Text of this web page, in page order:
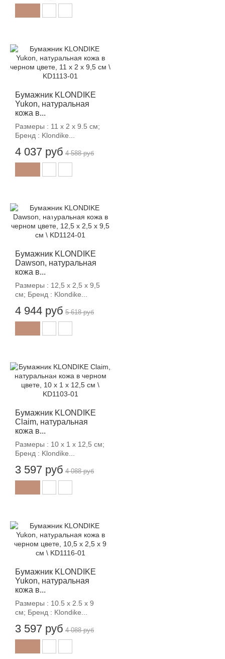
Бумажник KLONDIKE
Yukon, натуральная
кожа в...
Размеры : 11 х 2 х 9.5 см;
Бренд : Klondike...
4 037 руб 4 588 руб
Бумажник KLONDIKE
Dawson, натуральная
кожа в...
Размеры : 12,5 х 2,5 х 9,5
см; Бренд : Klondike...
4 944 руб 5 618 руб
Бумажник KLONDIKE
Claim, натуральная
кожа в...
Размеры : 10 х 1 х 12,5 см;
Бренд : Klondike...
3 597 руб 4 088 руб
Бумажник KLONDIKE
Yukon, натуральная
кожа в...
Размеры : 10.5 х 2.5 х 9
см; Бренд : Klondike...
3 597 руб 4 088 руб